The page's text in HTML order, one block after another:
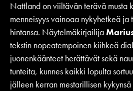
Nattland on viiltävän terävä musta
menneisyys vainoaa nykyhetkeä ja
hintansa. Näytelmäkirjailija
tekstin nopeatempoinen kiihkeä
juonenkäänteet herättävät sekä
tunteita, kunnes kaikki lopulta
jälleen kerran mestarillisen